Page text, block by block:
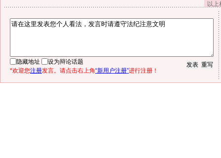
以
隐藏地址
设为辩论话题
*欢迎您注册发言。请点击右上角“新用户注册”进行注册！